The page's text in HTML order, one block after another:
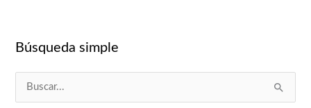
Búsqueda simple